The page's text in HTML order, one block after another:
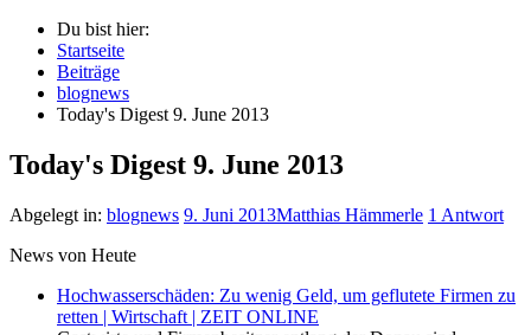
Du bist hier:
Startseite
Beiträge
blognews
Today's Digest 9. June 2013
Today's Digest 9. June 2013
Abgelegt in: blognews 9. Juni 2013Matthias Hämmerle 1 Antwort
News von Heute
Hochwasserschäden: Zu wenig Geld, um geflutete Firmen zu
retten | Wirtschaft | ZEIT ONLINE